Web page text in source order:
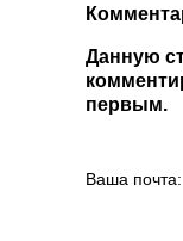
Данную
первым.
Ваша почта: